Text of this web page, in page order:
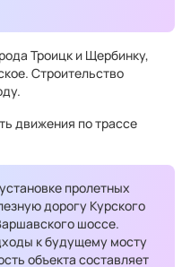
Троицк и Щербинку,
Строительство
движения по трассе
пролетных
дорогу Курского
шоссе.
к будущему мосту
объекта составляет